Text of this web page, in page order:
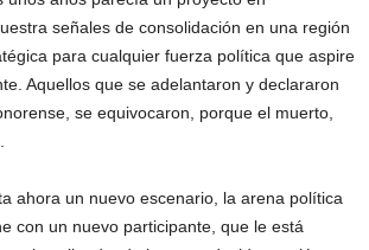
señales de consolidación en una región
para cualquier fuerza política que aspire
Aquellos que se adelantaron y declararon
se equivocaron, porque el muerto,
ahora un nuevo escenario, la arena política
con un nuevo participante, que le está